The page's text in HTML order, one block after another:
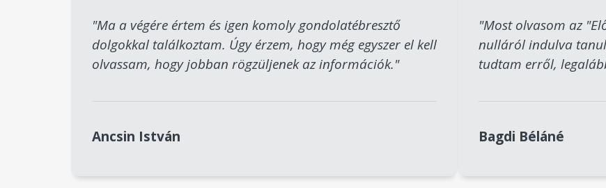
"Ma a végére értem és igen komoly gondolatébresztő
dolgokkal találkoztam. Úgy érzem, hogy még egyszer el kell
olvassam, hogy jobban rögzüljenek az információk."
Ancsin István
"Most olvasom az
nulláról indulva
tudtam erről,
Bagdi Béláné